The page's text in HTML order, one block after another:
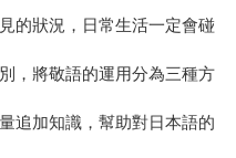
的狀況，日常生活一定會碰
，將敬語的運用分為三種方
追加知識，幫助對日本語的